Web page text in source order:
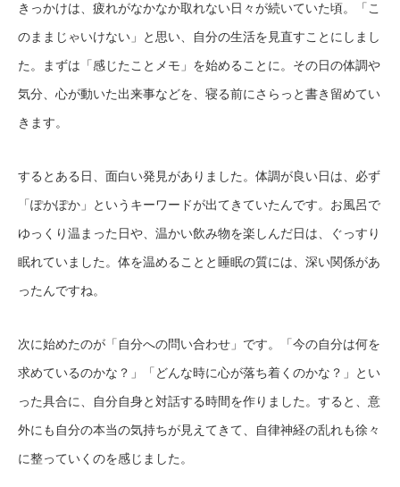
きっかけは、疲れがなかなか取れない日々が続いていた頃。「こ
のままじゃいけない」と思い、自分の生活を見直すことにしまし
た。まずは「感じたことメモ」を始めることに。その日の体調や
気分、心が動いた出来事などを、寝る前にさらっと書き留めてい
きます。
するとある日、面白い発見がありました。体調が良い日は、必ず
「ぽかぽか」というキーワードが出てきていたんです。お風呂で
ゆっくり温まった日や、温かい飲み物を楽しんだ日は、ぐっすり
眠れていました。体を温めることと睡眠の質には、深い関係があ
ったんですね。
次に始めたのが「自分への問い合わせ」です。「今の自分は何を
求めているのかな？」「どんな時に心が落ち着くのかな？」とい
った具合に、自分自身と対話する時間を作りました。すると、意
外にも自分の本当の気持ちが見えてきて、自律神経の乱れも徐々
に整っていくのを感じました。